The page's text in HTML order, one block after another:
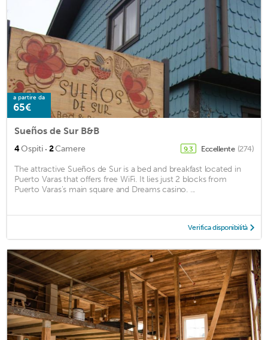
a partire da
65€
Sueños de Sur B&B
4Ospiti · 2Camere 9,3 Eccellente (274)
The attractive Sueños de Sur is a bed and breakfast located in
Puerto Varas that offers free WiFi. It lies just 2 blocks from
Puerto Varas's main square and Dreams casino. ...
Verifica disponibilità